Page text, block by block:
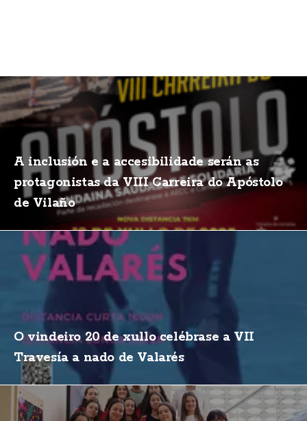
A inclusión e a accesibilidade serán as
protagonistas da VIII Carreira do Apóstolo
de Vilaño
O vindeiro 20 de xullo celébrase a VII
Travesía a nado de Valarés